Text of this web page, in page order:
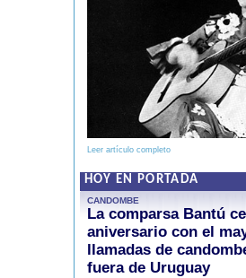
Leer artículo completo
HOY EN PORTADA
CANDOMBE
La comparsa Bantú
aniversario con el
llamadas de
fuera de Uruguay